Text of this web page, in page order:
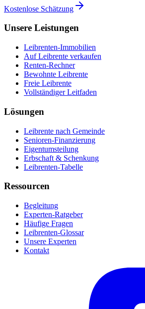
Kostenlose Schätzung
Unsere Leistungen
Leibrenten-Immobilien
Auf Leibrente verkaufen
Renten-Rechner
Bewohnte Leibrente
Freie Leibrente
Vollständiger Leitfaden
Lösungen
Leibrente nach Gemeinde
Senioren-Finanzierung
Eigentumsteilung
Erbschaft & Schenkung
Leibrenten-Tabelle
Ressourcen
Begleitung
Experten-Ratgeber
Häufige Fragen
Leibrenten-Glossar
Unsere Experten
Kontakt